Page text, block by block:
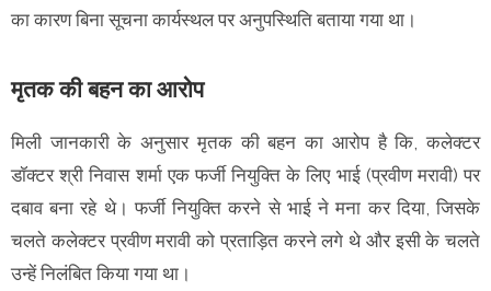
का कारण बिना सूचना कार्यस्थल पर अनुपस्थिति बताया गया था।
मृतक की बहन का आरोप
मिली जानकारी के अनुसार मृतक की बहन का आरोप है कि, कलेक्टर
डॉक्टर श्री निवास शर्मा एक फर्जी नियुक्ति के लिए भाई (प्रवीण मरावी) पर
दबाव बना रहे थे। फर्जी नियुक्ति करने से भाई ने मना कर दिया, जिसके
चलते कलेक्टर प्रवीण मरावी को प्रताड़ित करने लगे थे और इसी के चलते
उन्हें निलंबित किया गया था।